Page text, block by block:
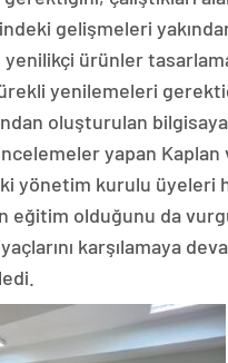
gelişmeleri
yenilikçi ürünler
yenilemeleri
oluşturulan
incelemeler yapan Kaplan
yönetim kurulu üyeleri
eğitim olduğunu da
karşılamaya